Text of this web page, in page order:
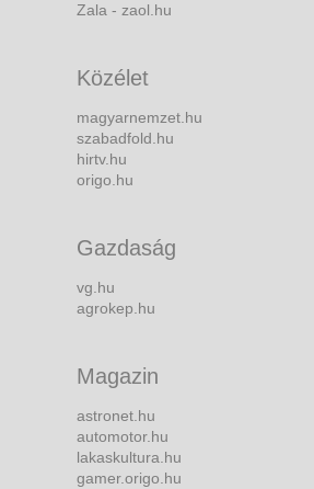
Zala - zaol.hu
Közélet
magyarnemzet.hu
szabadfold.hu
hirtv.hu
origo.hu
Gazdaság
vg.hu
agrokep.hu
Magazin
astronet.hu
automotor.hu
lakaskultura.hu
gamer.origo.hu